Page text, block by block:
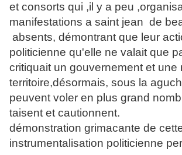
et consorts qui ,il y a peu
manifestations a saint jean de
absents, démontrant que leur
politicienne qu'elle ne valait que
critiquait un gouvernement et une
territoire,désormais, sous la
peuvent voler en plus grand
taisent et cautionnent.
démonstration grimacante de
instrumentalisation politicienne